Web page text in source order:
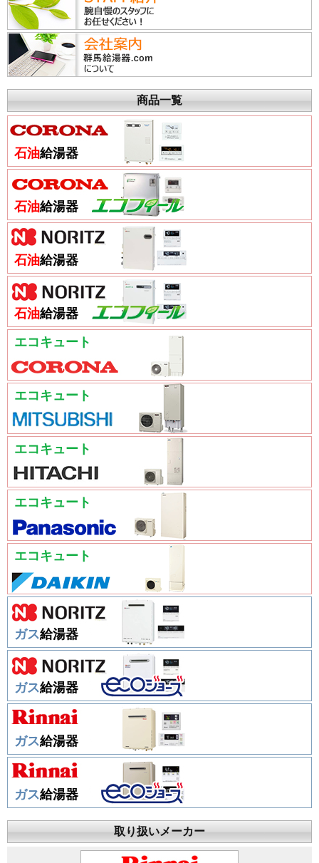
商品一覧
石油給湯器
石油給湯器
石油給湯器
石油給湯器
エコキュート
エコキュート
エコキュート
エコキュート
エコキュート
ガス給湯器
ガス給湯器
ガス給湯器
ガス給湯器
取り扱いメーカー